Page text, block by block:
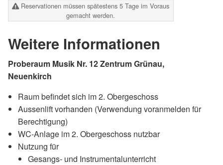
Reservationen müssen spätestens 5 Tage im Voraus
gemacht werden.
Weitere Informationen
Proberaum Musik Nr. 12Zentrum Grünau,
Neuenkirch
Raum befindet sich im 2. Obergeschoss
Aussenlift vorhanden (Verwendung voranmelden für
Berechtigung)
WC-Anlage im 2. Obergeschoss nutzbar
Nutzung für
Gesangs- und Instrumentalunterricht